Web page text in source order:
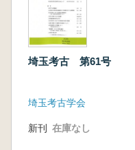
埼玉考古 第61号
埼玉考古学会
新刊 在庫なし